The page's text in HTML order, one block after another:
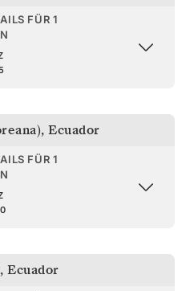
FÜR 1
, Ecuador
FÜR 1
, Ecuador